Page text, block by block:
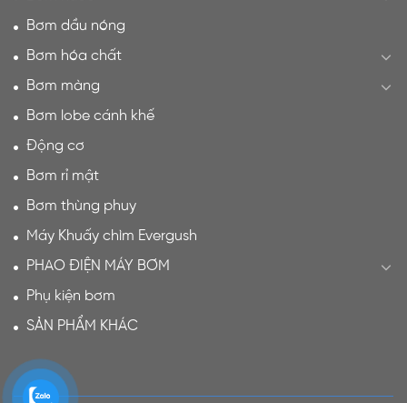
Bơm dầu nóng
Bơm hóa chất
Bơm màng
Bơm lobe cánh khế
Động cơ
Bơm rỉ mật
Bơm thùng phuy
Máy Khuấy chìm Evergush
PHAO ĐIỆN MÁY BƠM
Phụ kiện bơm
SẢN PHẨM KHÁC